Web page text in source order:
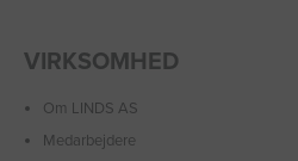
VIRKSOMHED
Om LINDS AS
Medarbejdere